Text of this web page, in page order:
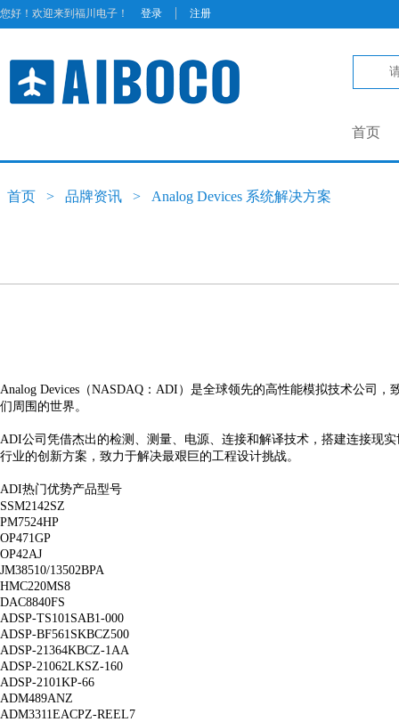
您好！欢迎来到福川电子！ 登录 | 注册
首页
首页 > 品牌资讯 > Analog Devices 系统解决方案
Analog Devices（NASDAQ：ADI）是全球领先的高性能模拟技术公司
们周围的世界。
ADI公司凭借杰出的检测、测量、电源、连接和解译技术，搭建连接现
行业的创新方案，致力于解决最艰巨的工程设计挑战。
ADI热门优势产品型号
SSM2142SZ
PM7524HP
OP471GP
OP42AJ
JM38510/13502BPA
HMC220MS8
DAC8840FS
ADSP-TS101SAB1-000
ADSP-BF561SKBCZ500
ADSP-21364KBCZ-1AA
ADSP-21062LKSZ-160
ADSP-2101KP-66
ADM489ANZ
ADM3311EACPZ-REEL7